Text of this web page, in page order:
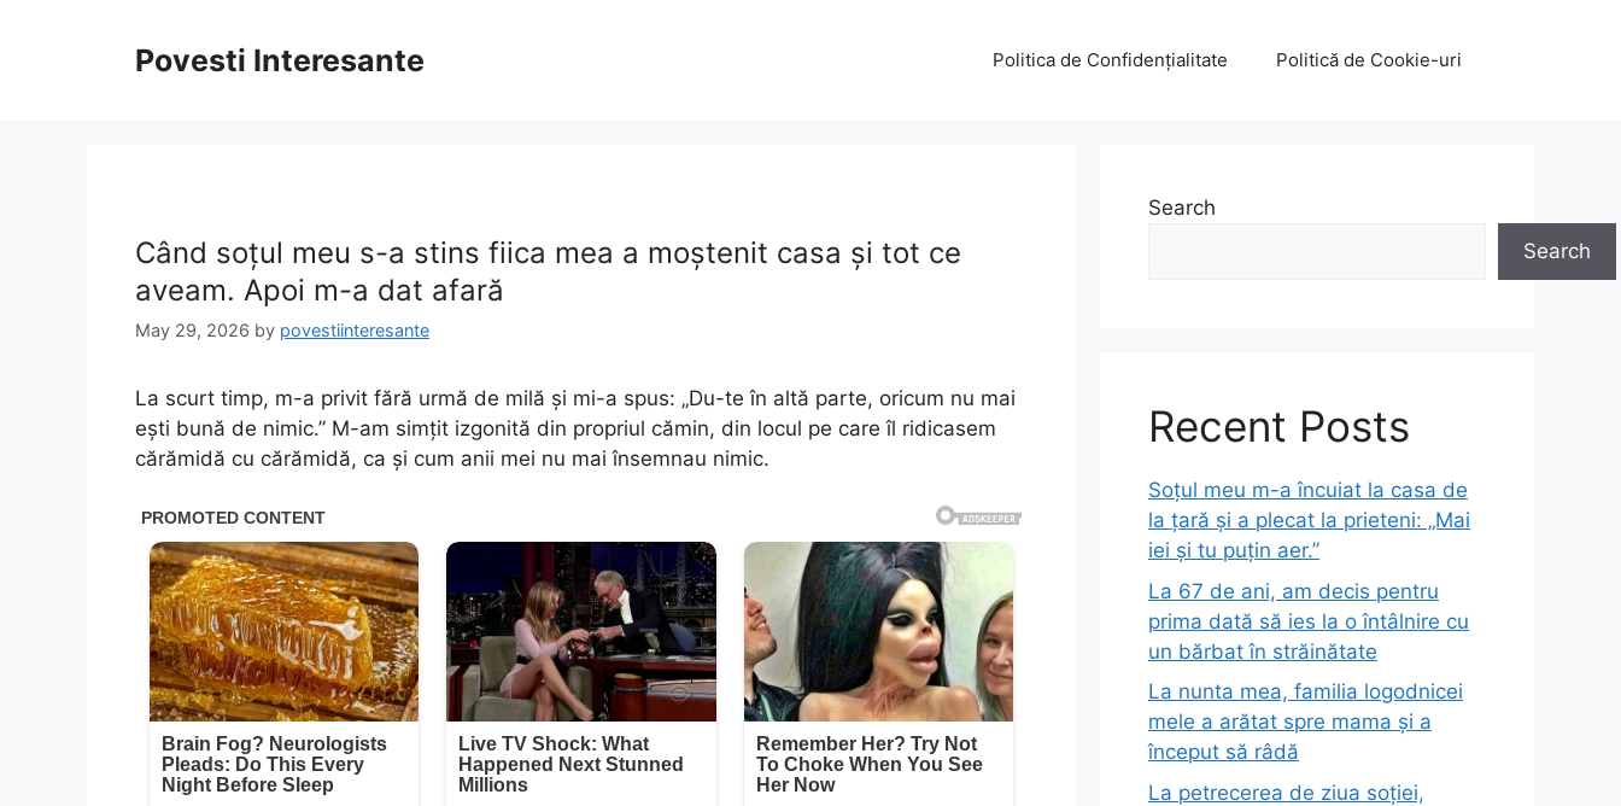
Povesti Interesante Politica de Confidențialitate Politică de Cookie-uri
Când soțul meu s-a stins fiica mea a moștenit casa și tot ce
aveam. Apoi m-a dat afară
May 29, 2026 by povestiinteresante
La scurt timp, m-a privit fără urmă de milă și mi-a spus: „Du-te în altă parte, oricum nu mai
ești bună de nimic.” M-am simțit izgonită din propriul cămin, din locul pe care îl ridicasem
cărămidă cu cărămidă, ca și cum anii mei nu mai însemnau nimic.
Search
Search
Recent Posts
Soțul meu m-a încuiat la casa de
la țară și a plecat la prieteni: „Mai
iei și tu puțin aer.”
La 67 de ani, am decis pentru
prima dată să ies la o întâlnire cu
un bărbat în străinătate
La nunta mea, familia logodnicei
mele a arătat spre mama și a
început să râdă
La petrecerea de ziua soției,